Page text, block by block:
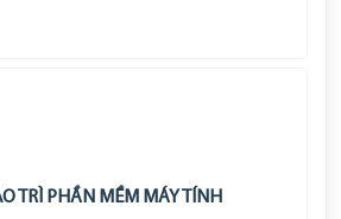
TRÌ PHẦN MỀM MÁY TÍNH